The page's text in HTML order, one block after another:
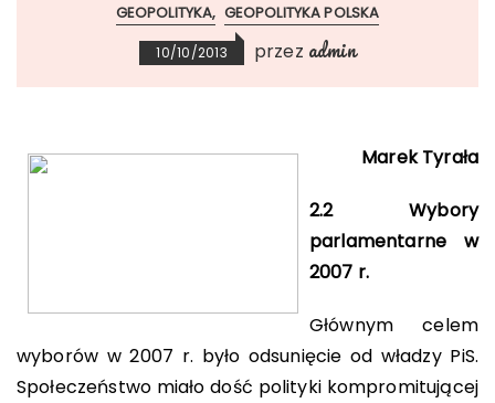
GEOPOLITYKA GEOPOLITYKA POLSKA
10/10/2013 przez admin
Marek Tyrała
2.2
Wybory
parlamentarne w
2007 r.
Głównym celem
wyborów w 2007 r. było odsunięcie od władzy PiS.
Społeczeństwo miało dość polityki kompromitującej